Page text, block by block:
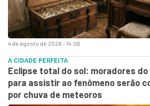
4 de agosto de 2026 - 14:06
A CIDADE PERFEITA
Eclipse total do sol: moradores
para assistir ao fenômeno serão
por chuva de meteoros